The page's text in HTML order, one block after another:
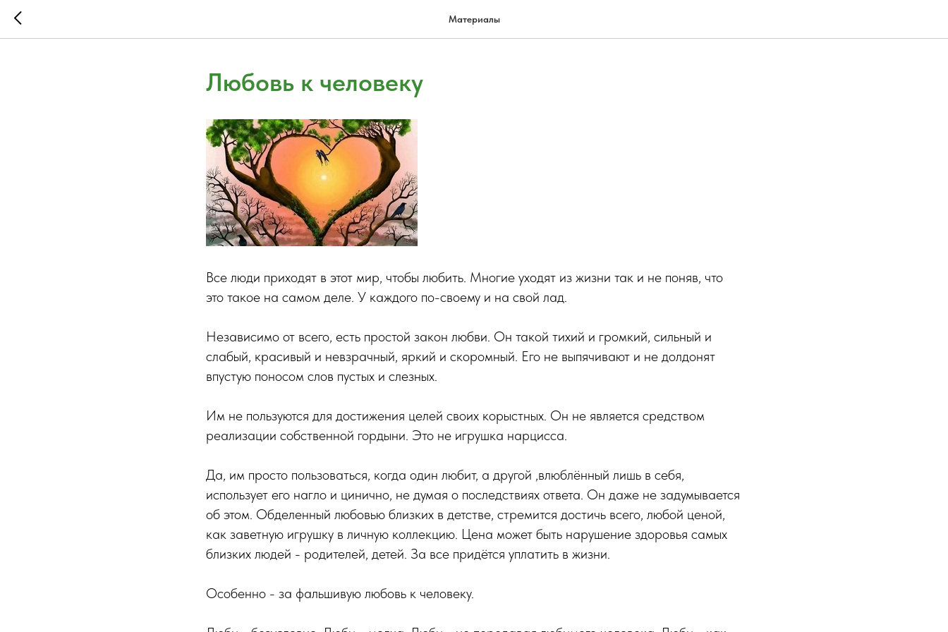
Материалы
Любовь к человеку
Все люди приходят в этот мир, чтобы любить. Многие уходят из жизни так и не поняв, что
это такое на самом деле. У каждого по-своему и на свой лад.
Независимо от всего, есть простой закон любви. Он такой тихий и громкий, сильный и
слабый, красивый и невзрачный, яркий и скоромный. Его не выпячивают и не долдонят
впустую поносом слов пустых и слезных.
Им не пользуются для достижения целей своих корыстных. Он не является средством
реализации собственной гордыни. Это не игрушка нарцисса.
Да, им просто пользоваться, когда один любит, а другой ,влюблённый лишь в себя,
использует его нагло и цинично, не думая о последствиях ответа. Он даже не задумывается
об этом. Обделенный любовью близких в детстве, стремится достичь всего, любой ценой,
как заветную игрушку в личную коллекцию. Цена может быть нарушение здоровья самых
близких людей - родителей, детей. За все придётся уплатить в жизни.
Особенно - за фальшивую любовь к человеку.